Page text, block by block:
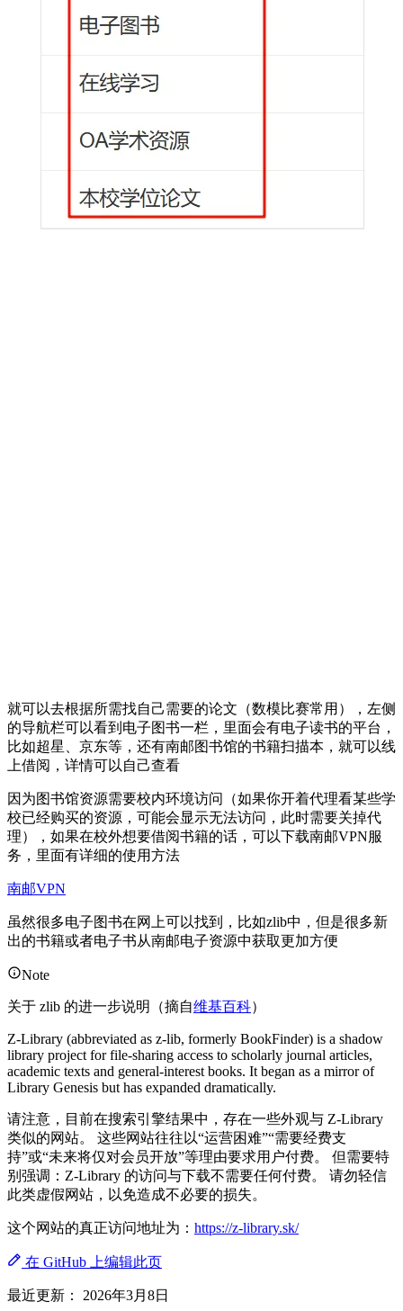
就可以去根据所需找自己需要的论文（数模比赛常用），左侧
的导航栏可以看到电子图书一栏，里面会有电子读书的平台，
比如超星、京东等，还有南邮图书馆的书籍扫描本，就可以线
上借阅，详情可以自己查看
因为图书馆资源需要校内环境访问（如果你开着代理看某些学
校已经购买的资源，可能会显示无法访问，此时需要关掉代
理），如果在校外想要借阅书籍的话，可以下载南邮VPN服
务，里面有详细的使用方法
南邮VPN
虽然很多电子图书在网上可以找到，比如zlib中，但是很多新
出的书籍或者电子书从南邮电子资源中获取更加方便
Note
关于 zlib 的进一步说明（摘自维基百科）
Z-Library (abbreviated as z-lib, formerly BookFinder) is a shadow
library project for file-sharing access to scholarly journal articles,
academic texts and general-interest books. It began as a mirror of
Library Genesis but has expanded dramatically.
请注意，目前在搜索引擎结果中，存在一些外观与 Z-Library
类似的网站。 这些网站往往以“运营困难”“需要经费支
持”或“未来将仅对会员开放”等理由要求用户付费。 但需要特
别强调：Z-Library 的访问与下载不需要任何付费。 请勿轻信
此类虚假网站，以免造成不必要的损失。
这个网站的真正访问地址为： https://z-library.sk/
在 GitHub 上编辑此页
最近更新： 2026年3月8日